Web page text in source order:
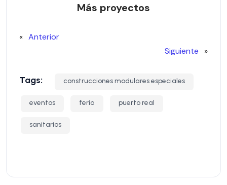
Más proyectos
« Anterior
Siguiente
»
Tags: construcciones modulares especiales
eventos feria puerto real
sanitarios